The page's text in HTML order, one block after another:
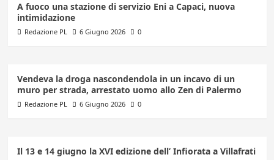
A fuoco una stazione di servizio Eni a Capaci, nuova
intimidazione
Redazione PL 6 Giugno 2026 0
Vendeva la droga nascondendola in un incavo di un
muro per strada, arrestato uomo allo Zen di Palermo
Redazione PL 6 Giugno 2026 0
Il 13 e 14 giugno la XVI edizione dell’ Infiorata a Villafrati